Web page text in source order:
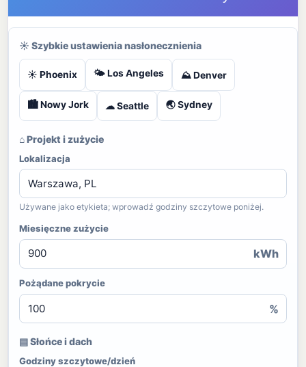
☀ Szybkie ustawienia nasłonecznienia
☀ Phoenix 🌤 Los Angeles ⛰ Denver
🏙 Nowy Jork ☁ Seattle 🌏 Sydney
⌂ Projekt i zużycie
Lokalizacja
Używane jako etykieta; wprowadź godziny szczytowe poniżej.
Miesięczne zużycie
kWh
Pożądane pokrycie
%
▤ Słońce i dach
Godziny szczytowe/dzień